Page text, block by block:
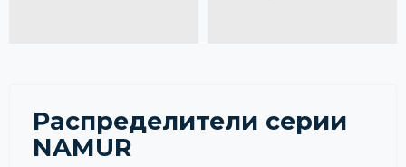
Распределители серии
NAMUR